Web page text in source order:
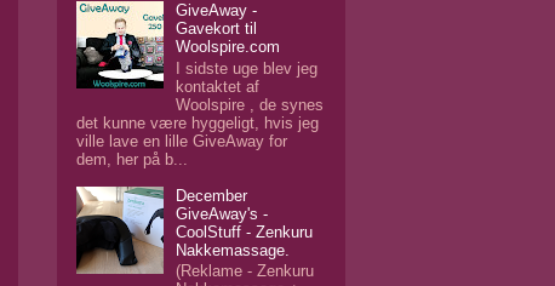
GiveAway -
Gavekort til
Woolspire.com
I sidste uge blev jeg
kontaktet af
Woolspire , de synes
det kunne være hyggeligt, hvis jeg
ville lave en lille GiveAway for
dem, her på b...
December
GiveAway's -
CoolStuff - Zenkuru
Nakkemassage.
(Reklame - Zenkuru